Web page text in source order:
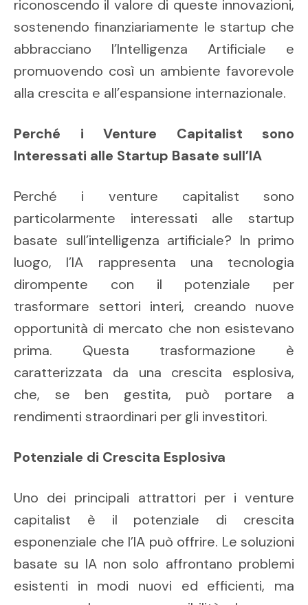
riconoscendo il valore di queste innovazioni,
sostenendo finanziariamente le startup che
abbracciano l’Intelligenza Artificiale e
promuovendo così un ambiente favorevole
alla crescita e all’espansione internazionale.
Perché i Venture Capitalist sono
Interessati alle Startup Basate sull’IA
Perché i venture capitalist sono
particolarmente interessati alle startup
basate sull’intelligenza artificiale? In primo
luogo, l’IA rappresenta una tecnologia
dirompente con il potenziale per
trasformare settori interi, creando nuove
opportunità di mercato che non esistevano
prima. Questa trasformazione è
caratterizzata da una crescita esplosiva,
che, se ben gestita, può portare a
rendimenti straordinari per gli investitori.
Potenziale di Crescita Esplosiva
Uno dei principali attrattori per i venture
capitalist è il potenziale di crescita
esponenziale che l’IA può offrire. Le soluzioni
basate su IA non solo affrontano problemi
esistenti in modi nuovi ed efficienti, ma